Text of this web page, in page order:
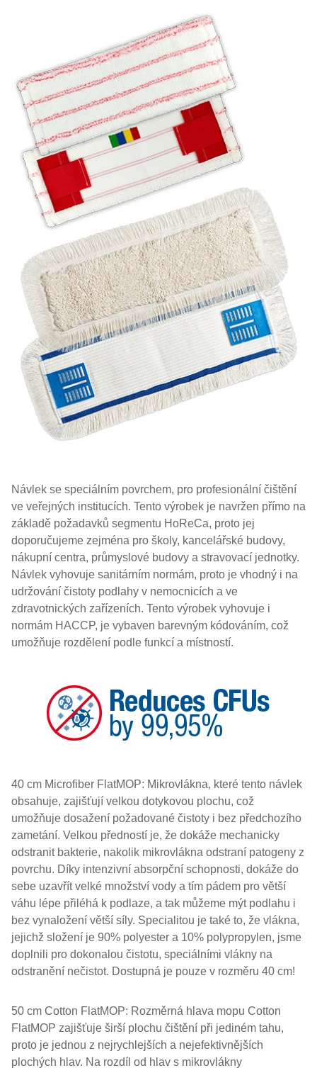
Návlek se speciálním povrchem, pro profesionální čištění
ve veřejných institucích. Tento výrobek je navržen přímo na
základě požadavků segmentu HoReCa, proto jej
doporučujeme zejména pro školy, kancelářské budovy,
nákupní centra, průmyslové budovy a stravovací jednotky.
Návlek vyhovuje sanitárním normám, proto je vhodný i na
udržování čistoty podlahy v nemocnicích a ve
zdravotnických zařízeních. Tento výrobek vyhovuje i
normám HACCP, je vybaven barevným kódováním, což
umožňuje rozdělení podle funkcí a místností.
40 cm Microfiber FlatMOP: Mikrovlákna, které tento návlek
obsahuje, zajišťují velkou dotykovou plochu, což
umožňuje dosažení požadované čistoty i bez předchozího
zametání. Velkou předností je, že dokáže mechanicky
odstranit bakterie, nakolik mikrovlákna odstraní patogeny z
povrchu. Díky intenzivní absorpční schopnosti, dokáže do
sebe uzavřít velké množství vody a tím pádem pro větší
váhu lépe přiléhá k podlaze, a tak můžeme mýt podlahu i
bez vynaložení větší síly. Specialitou je také to, že vlákna,
jejichž složení je 90% polyester a 10% polypropylen, jsme
doplnili pro dokonalou čistotu, speciálními vlákny na
odstranění nečistot. Dostupná je pouze v rozměru 40 cm!
50 cm Cotton FlatMOP: Rozměrná hlava mopu Cotton
FlatMOP zajišťuje širší plochu čištění při jediném tahu,
proto je jednou z nejrychlejších a nejefektivnějších
plochých hlav. Na rozdíl od hlav s mikrovlákny